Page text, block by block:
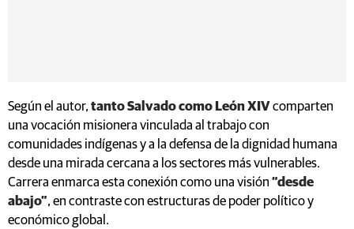
Según el autor, tanto Salvado como León XIV comparten
una vocación misionera vinculada al trabajo con
comunidades indígenas y a la defensa de la dignidad humana
desde una mirada cercana a los sectores más vulnerables.
Carrera enmarca esta conexión como una visión “desde
abajo”, en contraste con estructuras de poder político y
económico global.